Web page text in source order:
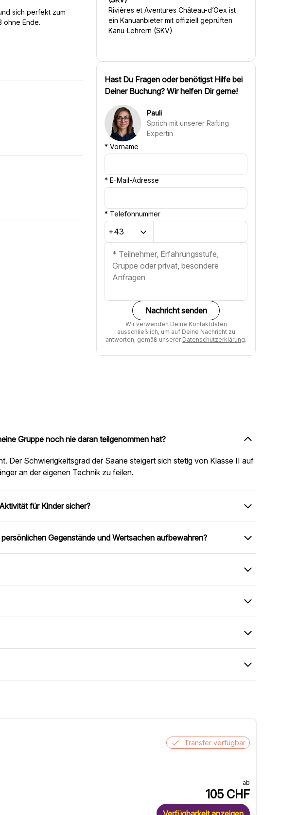
sich perfekt zum
ohne Ende.
Gruppe noch nie daran teilgenommen hat?
Der Schwierigkeitsgrad der Saane steigert sich stetig von Klasse II auf
an der eigenen Technik zu feilen.
für Kinder sicher?
Gegenstände und Wertsachen aufbewahren?
Rivières et Aventures Château-d’Oex ist
ein Kanuanbieter mit offiziell geprüften
Kanu-Lehrern (SKV)
Hast Du Fragen oder benötigst Hilfe bei
Deiner Buchung? Wir helfen Dir gerne!
Pauli
Sprich mit unserer Rafting
Expertin
*Vorname
*E-Mail-Adresse
* Telefonnummer
Nachricht senden
Wir verwenden Deine Kontaktdaten
ausschließlich, um auf Deine Nachricht zu
antworten, gemäß unserer Datenschutzerklärung.
Transfer verfügbar
ab
105 CHF